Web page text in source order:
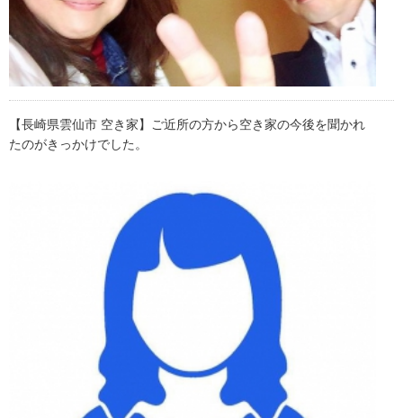
【長崎県雲仙市 空き家】ご近所の方から空き家の今後を聞かれ
たのがきっかけでした。